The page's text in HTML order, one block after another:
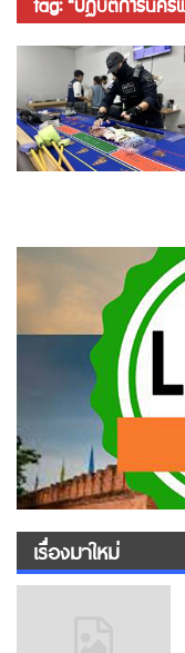
tag: “ปฏิบัติการนคร
เรื่องมาใหม่